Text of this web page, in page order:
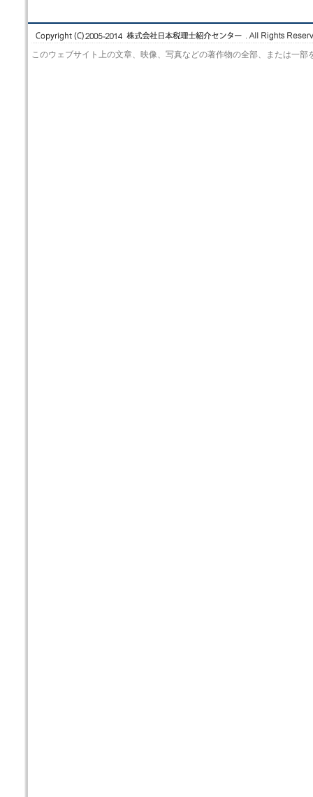
このウェブサイト上の文章、映像、写真などの著作物の全部、または一